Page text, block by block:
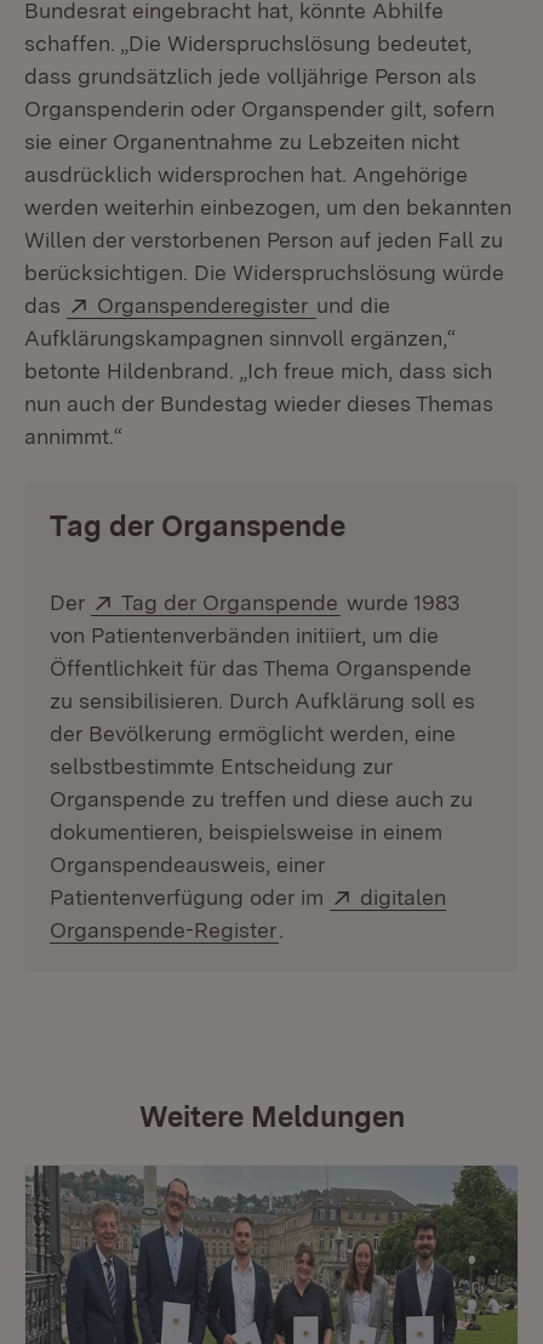
Bundesrat eingebracht hat, könnte Abhilfe
schaffen. „Die Widerspruchslösung bedeutet,
dass grundsätzlich jede volljährige Person als
Organspenderin oder Organspender gilt, sofern
sie einer Organentnahme zu Lebzeiten nicht
ausdrücklich widersprochen hat. Angehörige
werden weiterhin einbezogen, um den bekannten
Willen der verstorbenen Person auf jeden Fall zu
berücksichtigen. Die Widerspruchslösung würde
das
Extern:
Organspenderegister (Öffnet in neuem
und die
Aufklärungskampagnen sinnvoll ergänzen,“
betonte Hildenbrand. „Ich freue mich, dass sich
nun auch der Bundestag wieder dieses Themas
annimmt.“
Tag der Organspende
Der Extern:
Tag der Organspende (Öffnet in neuem
wurde 1983
von Patientenverbänden initiiert, um die
Öffentlichkeit für das Thema Organspende
zu sensibilisieren. Durch Aufklärung soll es
der Bevölkerung ermöglicht werden, eine
selbstbestimmte Entscheidung zur
Organspende zu treffen und diese auch zu
dokumentieren, beispielsweise in einem
Organspendeausweis, einer
Patientenverfügung oder im
Extern:
digitalen
Organspende-Register
Weitere Meldungen